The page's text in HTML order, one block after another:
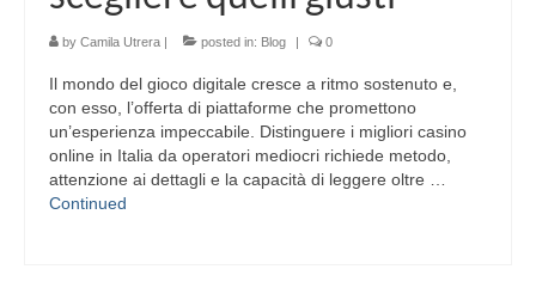
by Camila Utrera posted in: Blog 0
Il mondo del gioco digitale cresce a ritmo sostenuto e,
con esso, l’offerta di piattaforme che promettono
un’esperienza impeccabile. Distinguere i migliori casino
online in Italia da operatori mediocri richiede metodo,
attenzione ai dettagli e la capacità di leggere oltre …
Continued